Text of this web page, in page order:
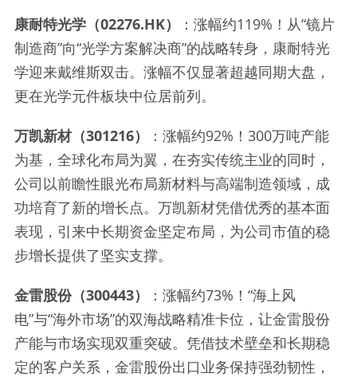
康耐特光学（02276.HK）
：涨幅约119%！从“镜片
制造商”向“光学方案解决商”的战略转身，康耐特光
学迎来戴维斯双击。涨幅不仅显著超越同期大盘，
更在光学元件板块中位居前列。
万凯新材（301216）
：涨幅约92%！300万吨产能
为基，全球化布局为翼，在夯实传统主业的同时，
公司以前瞻性眼光布局新材料与高端制造领域，成
功培育了新的增长点。万凯新材凭借优秀的基本面
表现，引来中长期资金坚定布局，为公司市值的稳
步增长提供了坚实支撑。
金雷股份（300443）
：涨幅约73%！“海上风
电”与“海外市场”的双海战略精准卡位，让金雷股份
产能与市场实现双重突破。凭借技术壁垒和长期稳
定的客户关系，金雷股份出口业务保持强劲韧性，